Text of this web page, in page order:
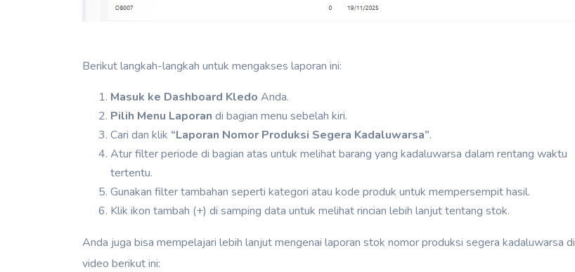
Berikut langkah-langkah untuk mengakses laporan ini:
Masuk ke Dashboard Kledo Anda.
Pilih Menu Laporan di bagian menu sebelah kiri.
Cari dan klik “Laporan Nomor Produksi Segera Kadaluwarsa”.
Atur filter periode di bagian atas untuk melihat barang yang kadaluwarsa dalam rentang waktu
tertentu.
Gunakan filter tambahan seperti kategori atau kode produk untuk mempersempit hasil.
Klik ikon tambah (+) di samping data untuk melihat rincian lebih lanjut tentang stok.
Anda juga bisa mempelajari lebih lanjut mengenai laporan stok nomor produksi segera kadaluwarsa di
video berikut ini: